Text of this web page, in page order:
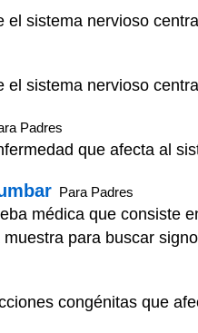
el sistema nervioso
el sistema nervioso
Padres
que afecta al
Para Padres
médica que consiste
para buscar
congénitas que